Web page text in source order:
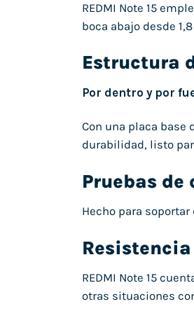
REDMI Note 15
boca abajo desde
Estructura
Por dentro y por
Con una placa base
durabilidad, listo
Pruebas
Hecho para
REDMI Note 15
otras situaciones